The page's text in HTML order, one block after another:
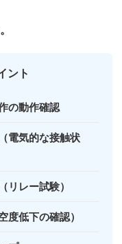
ント
の動作確認
電気的な接触状
リレー試験）
度低下の確認）